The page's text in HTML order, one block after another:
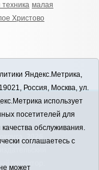
малая
Христово
2026
редактор:
Яндекс.Метрика,
Россия, Москва, ул.
использует
посетителей для
обслуживания.
соглашаетесь с
может